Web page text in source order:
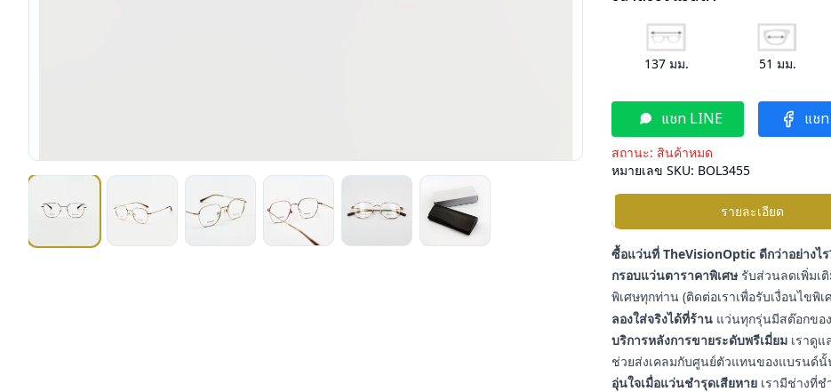
137 มม. 51 มม.
แชท LINE แช
สถานะ: สินค้าหมด
หมายเลข SKU: BOL3455
รายละเอียด
ซื้อแว่นที่ TheVisionOptic ดีกว่าอย่างไร
กรอบแว่นตาราคาพิเศษ รับส่วนลดเพิ่มเ
พิเศษทุกท่าน (ติดต่อเราเพื่อรับเงื่อนไขพิเ
ลองใส่จริงได้ที่ร้าน แว่นทุกรุ่นมีสต๊อกขอ
บริการหลังการขายระดับพรีเมี่ยม เราดู
ช่วยส่งเคลมกับศูนย์ตัวแทนของแบรนด์นั้
อุ่นใจเมื่อแว่นชำรุดเสียหาย เรามีช่างที่